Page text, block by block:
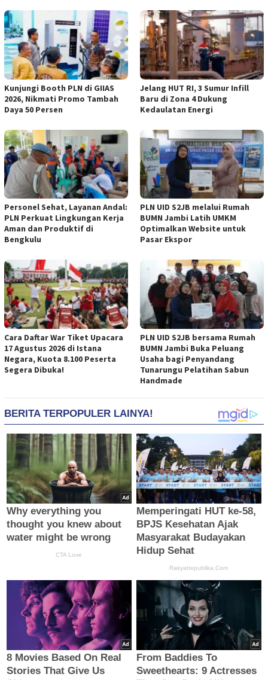
Kunjungi Booth PLN di GIIAS
2026, Nikmati Promo Tambah
Daya 50 Persen
Jelang HUT RI, 3 Sumur Infill
Baru di Zona 4 Dukung
Kedaulatan Energi
Personel Sehat, Layanan Andal:
PLN Perkuat Lingkungan Kerja
Aman dan Produktif di
Bengkulu
PLN UID S2JB melalui Rumah
BUMN Jambi Latih UMKM
Optimalkan Website untuk
Pasar Ekspor
Cara Daftar War Tiket Upacara
17 Agustus 2026 di Istana
Negara, Kuota 8.100 Peserta
Segera Dibuka!
PLN UID S2JB bersama Rumah
BUMN Jambi Buka Peluang
Usaha bagi Penyandang
Tunarungu Pelatihan Sabun
Handmade